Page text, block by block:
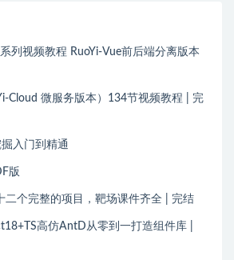
列视频教程 RuoYi-Vue前后端分离版本
Cloud 微服务版本）134节视频教程 | 完
入门到精通
版
二个完整的项目，靶场课件齐全 | 完结
高仿AntD从零到一打造组件库 |